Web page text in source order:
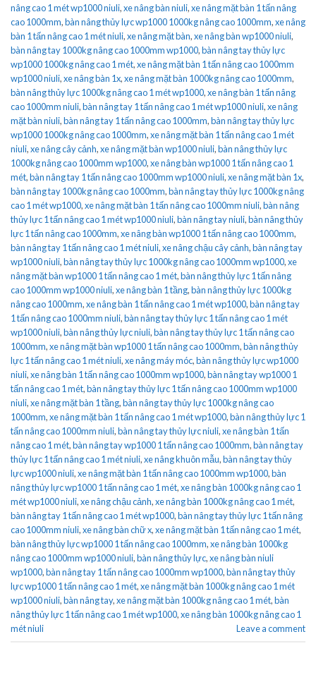
nâng cao 1 mét wp1000 niuli,xe nâng bàn niuli,xe nâng mặt bàn 1 tấn nâng
cao 1000mm,bàn nâng thủy lực wp1000 1000kg nâng cao 1000mm,xe nâng
bàn 1 tấn nâng cao 1 mét niuli,xe nâng mặt bàn,xe nâng bàn wp1000 niuli,
bàn nâng tay 1000kg nâng cao 1000mm wp1000,bàn nâng tay thủy lực
wp1000 1000kg nâng cao 1 mét,xe nâng mặt bàn 1 tấn nâng cao 1000mm
wp1000 niuli,xe nâng bàn 1x,xe nâng mặt bàn 1000kg nâng cao 1000mm,
bàn nâng thủy lực 1000kg nâng cao 1 mét wp1000,xe nâng bàn 1 tấn nâng
cao 1000mm niuli,bàn nâng tay 1 tấn nâng cao 1 mét wp1000 niuli,xe nâng
mặt bàn niuli,bàn nâng tay 1 tấn nâng cao 1000mm,bàn nâng tay thủy lực
wp1000 1000kg nâng cao 1000mm,xe nâng mặt bàn 1 tấn nâng cao 1 mét
niuli,xe nâng cây cảnh,xe nâng mặt bàn wp1000 niuli,bàn nâng thủy lực
1000kg nâng cao 1000mm wp1000,xe nâng bàn wp1000 1 tấn nâng cao 1
mét,bàn nâng tay 1 tấn nâng cao 1000mm wp1000 niuli,xe nâng mặt bàn 1x,
bàn nâng tay 1000kg nâng cao 1000mm,bàn nâng tay thủy lực 1000kg nâng
cao 1 mét wp1000,xe nâng mặt bàn 1 tấn nâng cao 1000mm niuli,bàn nâng
thủy lực 1 tấn nâng cao 1 mét wp1000 niuli,bàn nâng tay niuli,bàn nâng thủy
lực 1 tấn nâng cao 1000mm,xe nâng bàn wp1000 1 tấn nâng cao 1000mm,
bàn nâng tay 1 tấn nâng cao 1 mét niuli,xe nâng chậu cây cảnh,bàn nâng tay
wp1000 niuli,bàn nâng tay thủy lực 1000kg nâng cao 1000mm wp1000,xe
nâng mặt bàn wp1000 1 tấn nâng cao 1 mét,bàn nâng thủy lực 1 tấn nâng
cao 1000mm wp1000 niuli,xe nâng bàn 1 tầng,bàn nâng thủy lực 1000kg
nâng cao 1000mm,xe nâng bàn 1 tấn nâng cao 1 mét wp1000,bàn nâng tay
1 tấn nâng cao 1000mm niuli,bàn nâng tay thủy lực 1 tấn nâng cao 1 mét
wp1000 niuli,bàn nâng thủy lực niuli,bàn nâng tay thủy lực 1 tấn nâng cao
1000mm,xe nâng mặt bàn wp1000 1 tấn nâng cao 1000mm,bàn nâng thủy
lực 1 tấn nâng cao 1 mét niuli,xe nâng máy móc,bàn nâng thủy lực wp1000
niuli,xe nâng bàn 1 tấn nâng cao 1000mm wp1000,bàn nâng tay wp1000 1
tấn nâng cao 1 mét,bàn nâng tay thủy lực 1 tấn nâng cao 1000mm wp1000
niuli,xe nâng mặt bàn 1 tầng,bàn nâng tay thủy lực 1000kg nâng cao
1000mm,xe nâng mặt bàn 1 tấn nâng cao 1 mét wp1000,bàn nâng thủy lực 1
tấn nâng cao 1000mm niuli,bàn nâng tay thủy lực niuli,xe nâng bàn 1 tấn
nâng cao 1 mét,bàn nâng tay wp1000 1 tấn nâng cao 1000mm,bàn nâng tay
thủy lực 1 tấn nâng cao 1 mét niuli,xe nâng khuôn mẫu,bàn nâng tay thủy
lực wp1000 niuli,xe nâng mặt bàn 1 tấn nâng cao 1000mm wp1000,bàn
nâng thủy lực wp1000 1 tấn nâng cao 1 mét,xe nâng bàn 1000kg nâng cao 1
mét wp1000 niuli,xe nâng chậu cảnh,xe nâng bàn 1000kg nâng cao 1 mét,
bàn nâng tay 1 tấn nâng cao 1 mét wp1000,bàn nâng tay thủy lực 1 tấn nâng
cao 1000mm niuli,xe nâng bàn chữ x,xe nâng mặt bàn 1 tấn nâng cao 1 mét,
bàn nâng thủy lực wp1000 1 tấn nâng cao 1000mm,xe nâng bàn 1000kg
nâng cao 1000mm wp1000 niuli,bàn nâng thủy lực,xe nâng bàn niuli
wp1000,bàn nâng tay 1 tấn nâng cao 1000mm wp1000,bàn nâng tay thủy
lực wp1000 1 tấn nâng cao 1 mét,xe nâng mặt bàn 1000kg nâng cao 1 mét
wp1000 niuli,bàn nâng tay,xe nâng mặt bàn 1000kg nâng cao 1 mét,bàn
nâng thủy lực 1 tấn nâng cao 1 mét wp1000,xe nâng bàn 1000kg nâng cao 1
mét niuli
Leave a comment